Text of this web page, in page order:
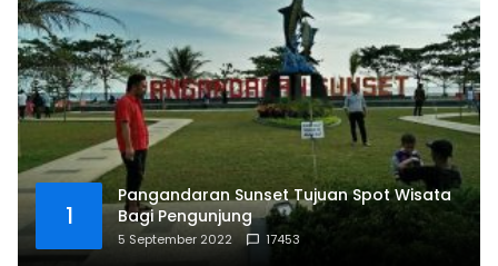
1
Pangandaran Sunset Tujuan Spot Wisata
Bagi Pengunjung
5 September 2022 17453